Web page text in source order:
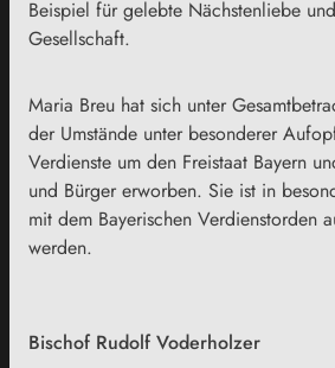
Beispiel für gelebte Nächstenliebe
Gesellschaft.
Maria Breu hat sich unter
der Umstände unter besonderer
Verdienste um den Freistaat Bayern
und Bürger erworben. Sie ist in
mit dem Bayerischen Verdienstorden
werden.
Bischof Rudolf Voderholzer